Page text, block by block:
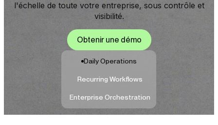
l'échelle de toute votre entreprise, sous contrôle et
visibilité.
Obtenir une démo
Daily Operations
Recurring Workflows
Enterprise Orchestration